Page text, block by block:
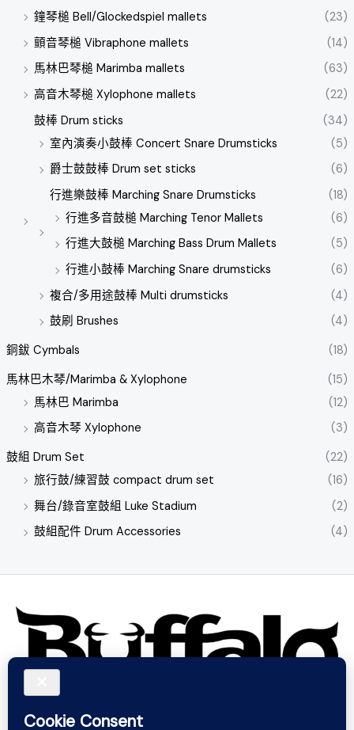
鐘琴槌 Bell/Glockedspiel mallets
(23)
顫音琴槌 Vibraphone mallets
(14)
馬林巴琴槌 Marimba mallets
(63)
高音木琴槌 Xylophone mallets
(22)
鼓棒 Drum sticks
(34)
室內演奏小鼓棒 Concert Snare Drumsticks
(5)
爵士鼓鼓棒 Drum set sticks
(6)
行進樂鼓棒 Marching Snare Drumsticks
(18)
行進多音鼓槌 Marching Tenor Mallets
(6)
行進大鼓槌 Marching Bass Drum Mallets
(5)
行進小鼓棒 Marching Snare drumsticks
(6)
複合/多用途鼓棒 Multi drumsticks
(4)
鼓刷 Brushes
(4)
銅鈸 Cymbals
(18)
馬林巴木琴/Marimba & Xylophone
(15)
馬林巴 Marimba
(12)
高音木琴 Xylophone
(3)
鼓組 Drum Set
(22)
旅行鼓/練習鼓 compact drum set
(16)
舞台/錄音室鼓組 Luke Stadium
(2)
鼓組配件 Drum Accessories
(4)